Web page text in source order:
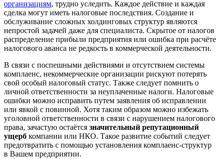
организациям, трудно уследить. Каждое действие и каждая
сделка могут иметь налоговые последствия. Создание и
обслуживание сложных холдинговых структур являются
непростой задачей даже для специалиста. Скрытое от налогов
распределение прибыли предприятия или ошибка при расчёте
налогового аванса не редкость в коммерческой деятельности.
В связи с поспешными действиями и отсутствием системы
комплаенс, некоммерческие организации рискуют потерять
свой особый налоговый статус. Также следует помнить о
личной ответственности за неуплаченные налоги. Налоговые
ошибки можно исправить путем заявления об исправлении
или явкой с повинной. Хотя таким образом можно избежать
уголовной ответственности в связи с нарушением налогового
права, зачастую остаётся значительный репутационный
ущерб компании или НКО. Такое развитие событий следует
предотвратить с помощью установления комплаенс-структур
в Вашем предприятии.